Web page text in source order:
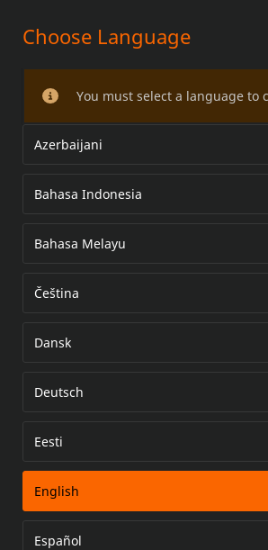
SCREAMIN' EAGLE
CANNON
TOURING-LJUDDÄMPARE
Error loading
Choose Language
You must select a language to
Azerbaijani
Bahasa Indonesia
Bahasa Melayu
Čeština
Dansk
Deutsch
Eesti
English
Español